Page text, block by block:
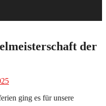
der
ging es für unsere